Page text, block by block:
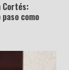
Cortés:
como